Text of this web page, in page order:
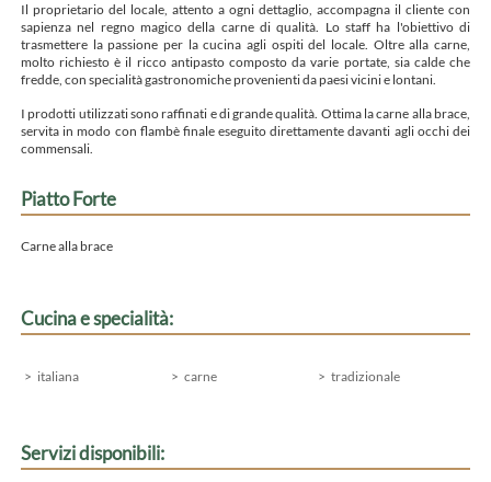
Il proprietario del locale, attento a ogni dettaglio, accompagna il cliente con
sapienza nel regno magico della carne di qualità. Lo staff ha l'obiettivo di
trasmettere la passione per la cucina agli ospiti del locale. Oltre alla carne,
molto richiesto è il ricco antipasto composto da varie portate, sia calde che
fredde, con specialità gastronomiche provenienti da paesi vicini e lontani.
I prodotti utilizzati sono raffinati e di grande qualità. Ottima la carne alla brace,
servita in modo con flambè finale eseguito direttamente davanti agli occhi dei
commensali.
Piatto Forte
Carne alla brace
Cucina e specialità:
italiana carne tradizionale
Servizi disponibili: